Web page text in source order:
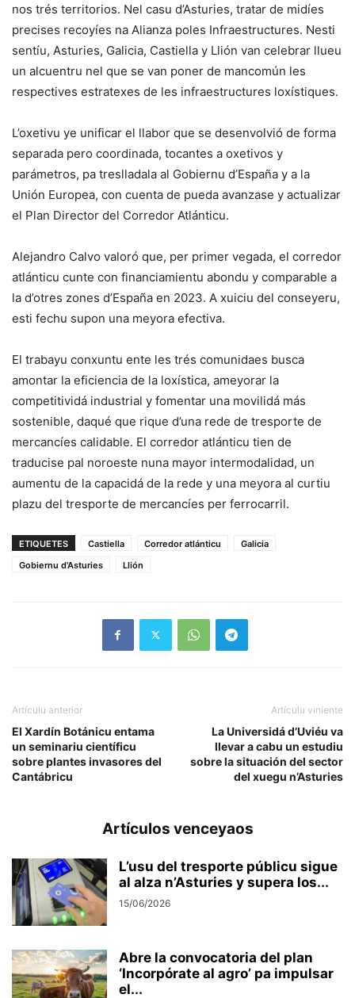
nos trés territorios. Nel casu d’Asturies, tratar de midíes
precises recoyíes na Alianza poles Infraestructures. Nesti
sentíu, Asturies, Galicia, Castiella y Llión van celebrar llueu
un alcuentru nel que se van poner de mancomún les
respectives estratexes de les infraestructures loxístiques.
L’oxetivu ye unificar el llabor que se desenvolvió de forma
separada pero coordinada, tocantes a oxetivos y
parámetros, pa treslladala al Gobiernu d’España y a la
Unión Europea, con cuenta de pueda avanzase y actualizar
el Plan Director del Corredor Atlánticu.
Alejandro Calvo valoró que, per primer vegada, el corredor
atlánticu cunte con financiamientu abondu y comparable a
la d’otres zones d’España en 2023. A xuiciu del conseyeru,
esti fechu supon una meyora efectiva.
El trabayu conxuntu ente les trés comunidaes busca
amontar la eficiencia de la loxística, ameyorar la
competitividá industrial y fomentar una movilidá más
sostenible, daqué que rique d’una rede de tresporte de
mercancíes calidable. El corredor atlánticu tien de
traducise pal noroeste nuna mayor intermodalidad, un
aumentu de la capacidá de la rede y una meyora al curtiu
plazu del tresporte de mercancíes per ferrocarril.
ETIQUETES Castiella Corredor atlánticu
Galicia
Gobiernu d'Asturies
Llión
Artículu anterior
El Xardín Botánicu entama
un seminariu científicu
sobre plantes invasores del
Cantábricu
Artículu viniente
La Universidá d’Uviéu va
llevar a cabu un estudiu
sobre la situación del sector
del xuegu n’Asturies
Artículos venceyaos
L’usu del tresporte públicu sigue
al alza n’Asturies y supera los...
15/06/2026
Abre la convocatoria del plan
‘Incorpórate al agro’ pa impulsar
el...